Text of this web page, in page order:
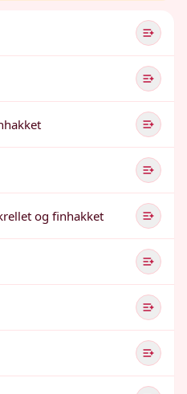
og finhakket